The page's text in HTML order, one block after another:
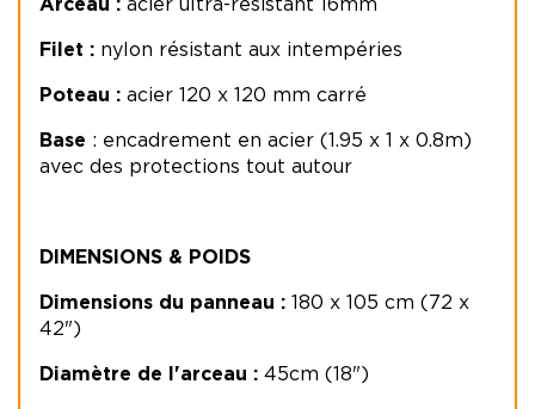
Arceau : acier ultra-résistant 16mm
Filet : nylon résistant aux intempéries
Poteau : acier 120 x 120 mm carré
Base : encadrement en acier (1.95 x 1 x 0.8m)
avec des protections tout autour
DIMENSIONS & POIDS
Dimensions du panneau : 180 x 105 cm (72 x
42")
Diamètre de l'arceau : 45cm (18")